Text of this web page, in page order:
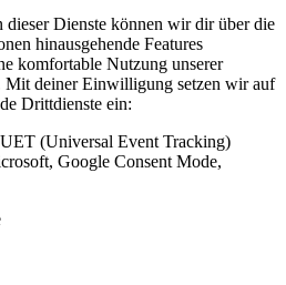
dieser Dienste können wir dir über die
hinausgehende Features
komfortable Nutzung unserer
Mit deiner Einwilligung setzen wir auf
Drittdienste ein:
(Universal Event Tracking)
Google Consent Mode,